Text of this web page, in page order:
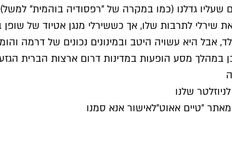
שעליו גדלנו (כמו במקרה של "רפסודיה בוהמית"
שירלי לתרבות שלו, אך כששירלי מנגן אטיוד של
אבל היא עשויה היטב ובמינונים נכונים של דרמה
מסע הופעות במדינות דרום ארצות הברית
שלנו
״טיים אאוט״לאישור אנא סמנו